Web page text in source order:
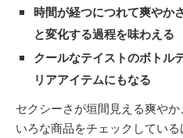
時間が経つにつれて爽やか
と変化する過程を味わえる
クールなテイストのボトル
リアアイテムにもなる
セクシーさが垣間見える爽や
いろな商品をチェックしてい